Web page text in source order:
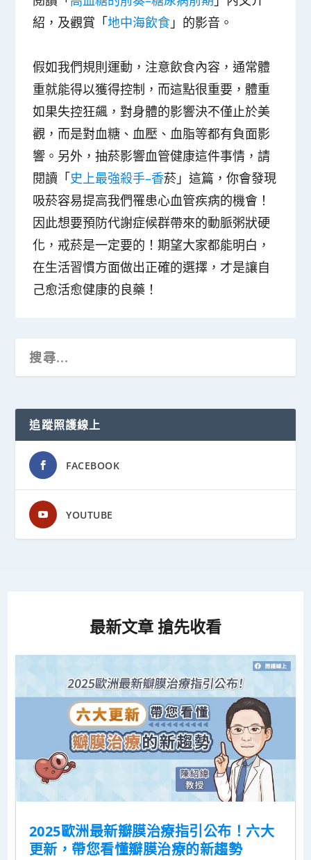
紹，及觀賞「地中海飲食 」的影音。
假如我們規則運動，注意飲食內容，通常體
重就能得以獲得控制，而這點很重要，體重
如果失控狂飆，對身體的影響決不僅止於美
觀，而是對血糖、血壓、血脂等都有負面影
響。另外，抽菸影響血管健康這件事情，請
閱讀「史上最強殺手–香菸」這篇，你會發現
吸菸容易提高我們罹患心血管疾病的機會！
因此想要預防代謝症候群帶來的動脈粥狀硬
化，戒菸是一定要的！期望大家都能明白，
在生活習慣方面做出正確的選擇，才是讓自
己愈活愈健康的良藥！
追蹤照護線上
FACEBOOK
YOUTUBE
最新文章 搶先收看
2025歐洲最新瓣膜治療指引公布！六大
更新，帶您看懂瓣膜治療的新趨勢